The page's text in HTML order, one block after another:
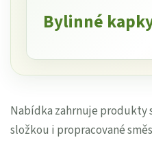
Bylinné
Nabídka zahrnuje produkty
složkou i propracované